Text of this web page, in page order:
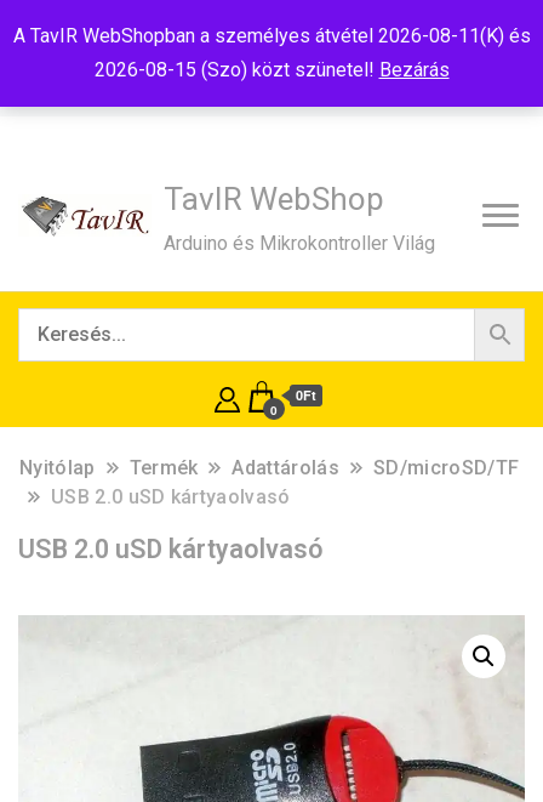
A TavIR WebShopban a személyes átvétel 2026-08-11(K) és
2026-08-15 (Szo) közt szünetel! Bezárás
TavIR WebShop
Arduino és Mikrokontroller Világ
0
0Ft
Nyitólap Termék Adattárolás
SD/microSD/TF
USB 2.0 uSD kártyaolvasó
USB 2.0 uSD kártyaolvasó